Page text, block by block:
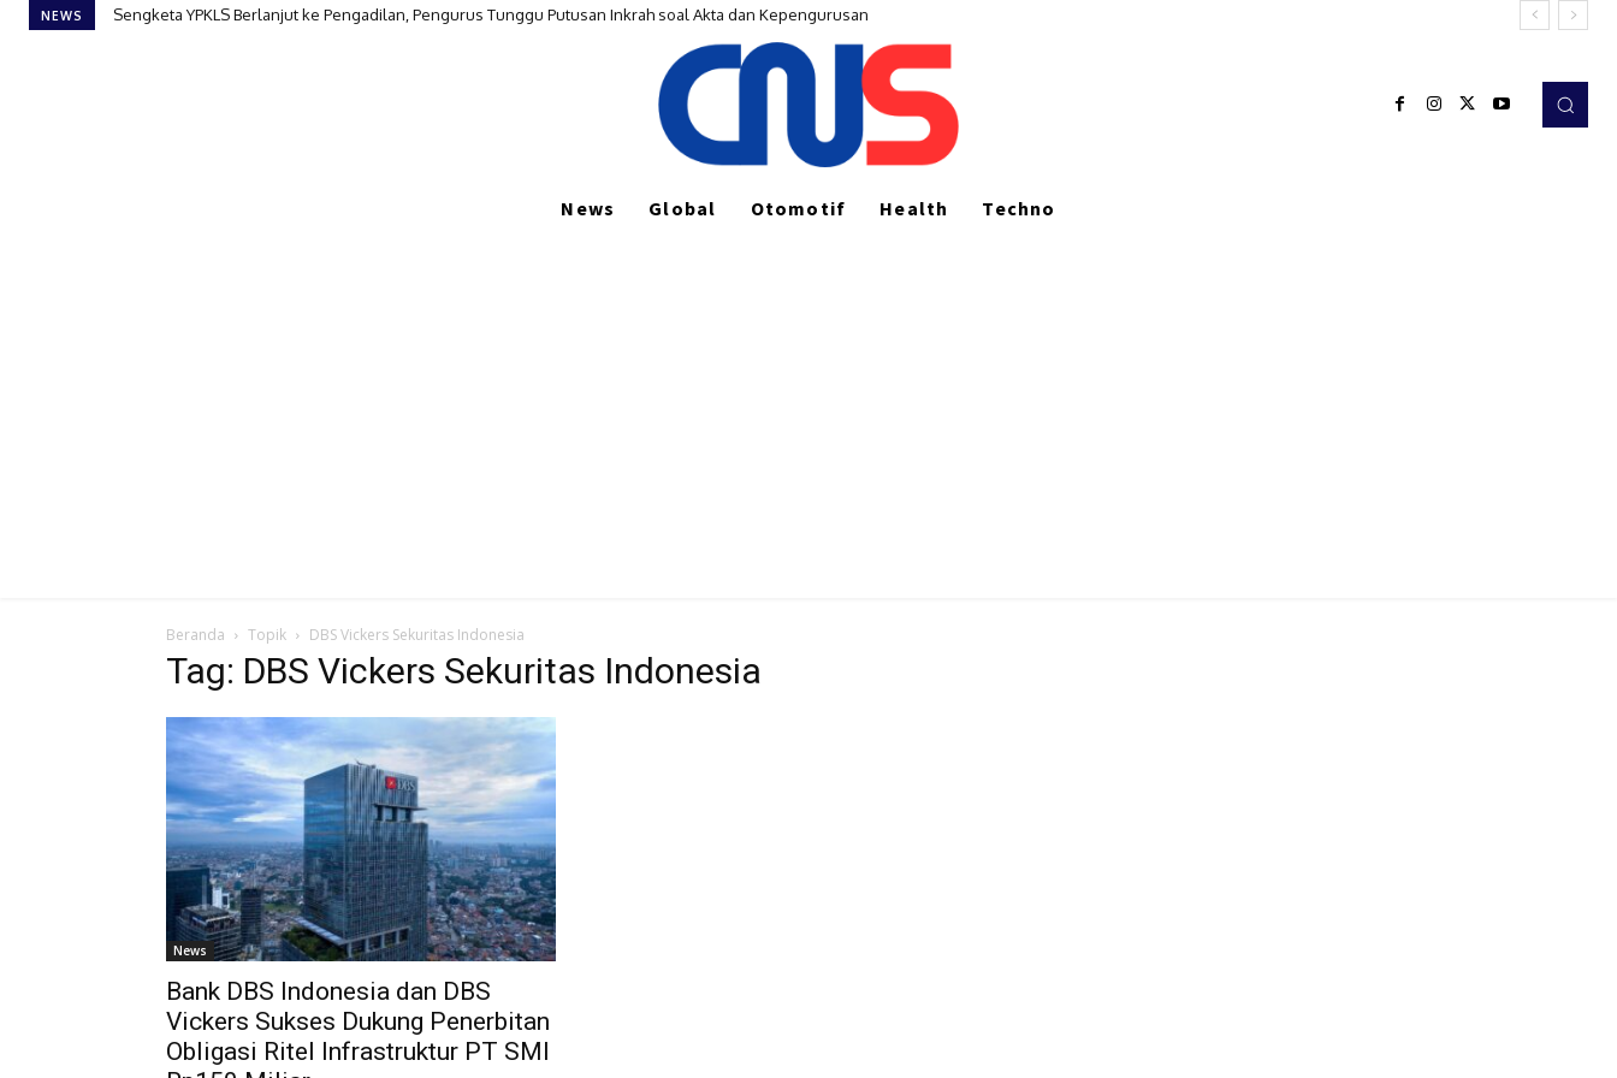
NEWS Sengketa YPKLS Berlanjut ke Pengadilan, Pengurus Tunggu Putusan Inkrah soal Akta dan Kepengurusan
News Global Otomotif Health Techno
Beranda Topik DBS Vickers Sekuritas Indonesia
Tag: DBS Vickers Sekuritas Indonesia
News
Bank DBS Indonesia dan DBS
Vickers Sukses Dukung Penerbitan
Obligasi Ritel Infrastruktur PT SMI